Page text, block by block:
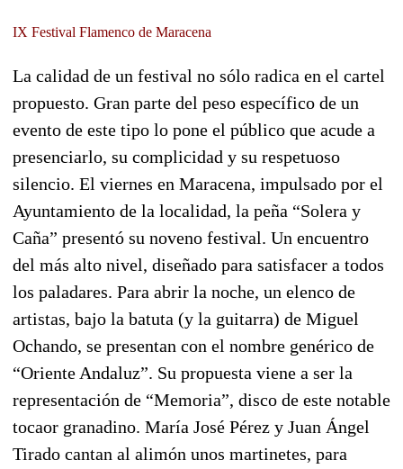
IX Festival Flamenco de Maracena
La calidad de un festival no sólo radica en el cartel
propuesto. Gran parte del peso específico de un
evento de este tipo lo pone el público que acude a
presenciarlo, su complicidad y su respetuoso
silencio. El viernes en Maracena, impulsado por el
Ayuntamiento de la localidad, la peña “Solera y
Caña” presentó su noveno festival. Un encuentro
del más alto nivel, diseñado para satisfacer a todos
los paladares. Para abrir la noche, un elenco de
artistas, bajo la batuta (y la guitarra) de Miguel
Ochando, se presentan con el nombre genérico de
“Oriente Andaluz”. Su propuesta viene a ser la
representación de “Memoria”, disco de este notable
tocaor granadino. María José Pérez y Juan Ángel
Tirado cantan al alimón unos martinetes, para